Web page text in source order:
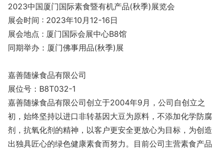
2023中国厦门国际素食暨有机产品(秋季)展览会
展会时间 : 2023年10月12-16日
展会地点 : 厦门国际会展中心B8馆
同期举办：厦门佛事用品(秋季)展
嘉善随缘食品有限公司
展位号：B8T032-1
嘉善随缘食品有限公司创立于2004年9月，公司自创立之
初，始终坚持以进口非转基因大豆为原料，不添加化学防腐
剂，抗氧化剂的精神，以客户更安全更放心为目标，为创造
出独具匠心的绿色健康素食而努力。目前公司主营素食产品